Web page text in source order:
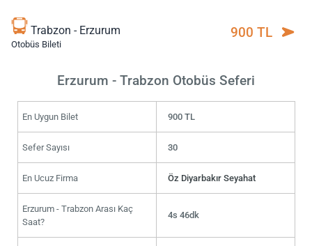
Trabzon - Erzurum
Otobüs Bileti
900 TL
Erzurum - Trabzon Otobüs Seferi
En Uygun Bilet 900 TL
Sefer Sayısı 30
En Ucuz Firma Öz Diyarbakır Seyahat
Erzurum - Trabzon Arası Kaç
Saat?
4s 46dk